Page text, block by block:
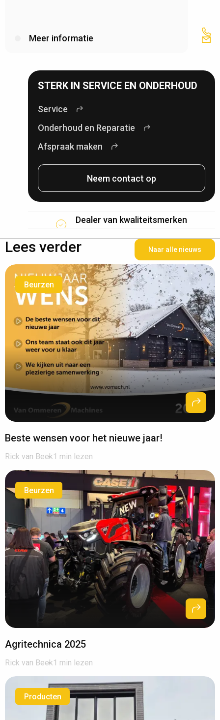
Meer informatie
STERK IN SERVICE EN ONDERHOUD
Service
Onderhoud en Reparatie
Afspraak maken
Neem contact op
Dealer van kwaliteitsmerken
Lees verder Naar alle nieuws
Beurzen
Beste wensen voor het nieuwe jaar!
Rick van Beek1 min lezen
Beurzen
Agritechnica 2025
Rick van Beek1 min lezen
Producten